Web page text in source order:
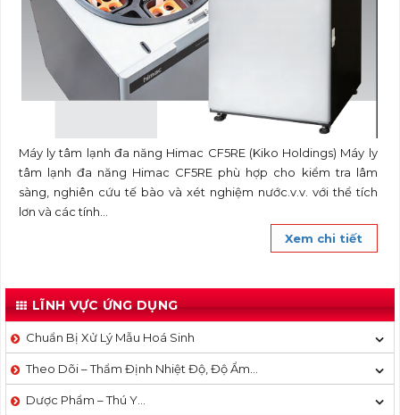
Máy ly tâm lạnh đa năng Himac CF5RE (Kiko Holdings) Máy ly
tâm lạnh đa năng Himac CF5RE phù hợp cho kiểm tra lâm
sàng, nghiên cứu tế bào và xét nghiệm nước.v.v. với thể tích
lơn và các tính...
Xem chi tiết
LĨNH VỰC ỨNG DỤNG
Chuẩn Bị Xử Lý Mẫu Hoá Sinh
Theo Dõi – Thẩm Định Nhiệt Độ, Độ Ẩm…
Dược Phẩm – Thú Y…